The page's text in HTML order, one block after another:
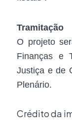
Tramitação
O projeto
Finanças e
Justiça e de
Plenário.
Crédito da